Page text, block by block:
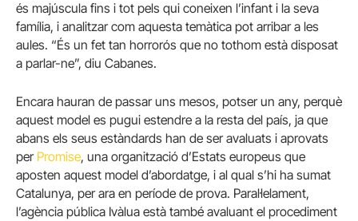
és majúscula fins i tot pels qui coneixen l’infant i la seva
família, i analitzar com aquesta temàtica pot arribar a les
aules. “És un fet tan horrorós que no tothom està disposat
a parlar-ne”, diu Cabanes.
Encara hauran de passar uns mesos, potser un any, perquè
aquest model es pugui estendre a la resta del país, ja que
abans els seus estàndards han de ser avaluats i aprovats
per Promise, una organització d’Estats europeus que
aposten aquest model d’abordatge, i al qual s’hi ha sumat
Catalunya, per ara en període de prova. Paral·lelament,
l’agència pública Ivàlua està també avaluant el procediment